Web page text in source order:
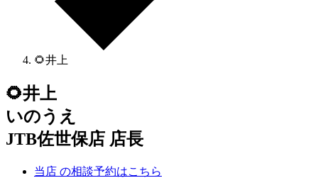
🌻井上
🌻井上
いのうえ
JTB佐世保店 店長
当店 の相談予約はこちら